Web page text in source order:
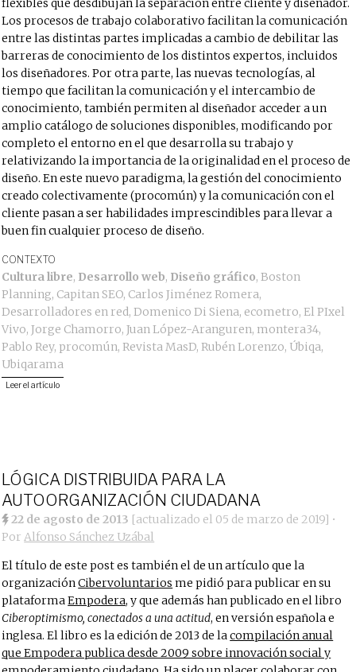
flexibles que desdibujan la separación entre cliente y diseñador.
Los procesos de trabajo colaborativo facilitan la comunicación
entre las distintas partes implicadas a cambio de debilitar las
barreras de conocimiento de los distintos expertos, incluidos
los diseñadores. Por otra parte, las nuevas tecnologías, al
tiempo que facilitan la comunicación y el intercambio de
conocimiento, también permiten al diseñador acceder a un
amplio catálogo de soluciones disponibles, modificando por
completo el entorno en el que desarrolla su trabajo y
relativizando la importancia de la originalidad en el proceso de
diseño. En este nuevo paradigma, la gestión del conocimiento
creado colectivamente (procomún) y la comunicación con el
cliente pasan a ser habilidades imprescindibles para llevar a
buen fin cualquier proceso de diseño.
CONTEXTO
Cultura libre, Desarrollo web, Diseño gráfico,Boston
Planning, Capitan SEO, Carlos Jiménez Romera,
Desarrolladores en red,Domenico Di Siena, ecometro,El PIxel
Vivo,Jorge Chamorro,Juan López-Aranguren, montera34,
Pablo Rey, procomún, Revista MasD, Rubén Lorenzo, Úbiqa,
Ubiqarama
Leer el artículo
LÓGICA DISTRIBUIDA PARA LA
AUTOORGANIZACIÓN CIUDADANA
22 de agosto de 2013 [actualizado el 05 de marzo de 2019] •
PorAlfonso Sánchez Uzábal
El título de este post es también el de un artículo que la
organizaciónCibervoluntarios me pidió para publicar en su
plataformaEmpodera, y que además han publicado en el libro
Ciberoptimismo, conectados a una actitud, en versión española e
inglesa. El libro es la edición de 2013 de lacompilación anual
que Empodera publica desde 2009 sobre innovación social y